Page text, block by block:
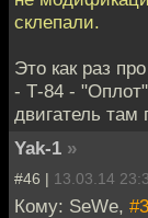
склепали.
Это как раз
- Т-84 -
двигатель там
Yak-1 »
#46 | 13.03.14
Кому: SeWe,